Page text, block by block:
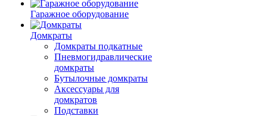
Гаражное оборудование
Домкраты
Домкраты подкатные
Пневмогидравлические
домкраты
Бутылочные домкраты
Аксессуары для
домкратов
Подставки